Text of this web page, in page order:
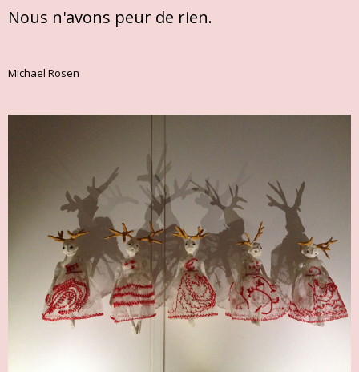
Nous n'avons peur de rien.
Michael Rosen